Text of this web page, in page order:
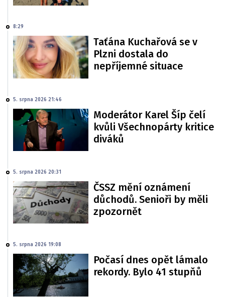
8:29
Taťána Kuchařová se v
Plzni dostala do
nepříjemné situace
5. srpna 2026 21:46
Moderátor Karel Šíp čelí
kvůli Všechnopárty kritice
diváků
5. srpna 2026 20:31
ČSSZ mění oznámení
důchodů. Senioři by měli
zpozornět
5. srpna 2026 19:08
Počasí dnes opět lámalo
rekordy. Bylo 41 stupňů